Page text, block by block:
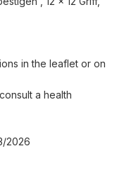
in the leaflet or on
a health
2026